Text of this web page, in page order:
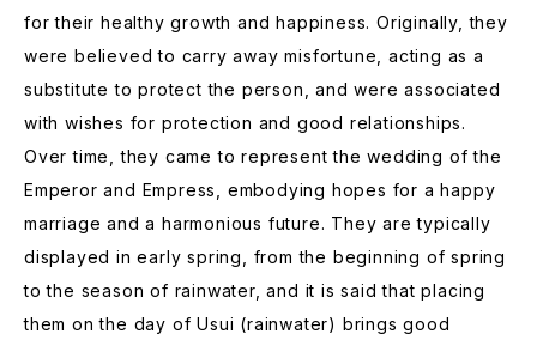
for their healthy growth and happiness. Originally, they
were believed to carry away misfortune, acting as a
substitute to protect the person, and were associated
with wishes for protection and good relationships.
Over time, they came to represent the wedding of the
Emperor and Empress, embodying hopes for a happy
marriage and a harmonious future. They are typically
displayed in early spring, from the beginning of spring
to the season of rainwater, and it is said that placing
them on the day of Usui (rainwater) brings good